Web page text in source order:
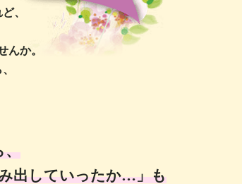
、
んか。
、
出していったか…」も